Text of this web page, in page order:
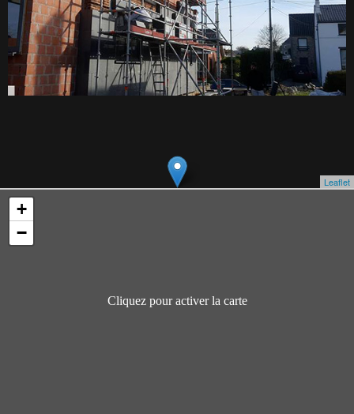
Isolation
Cliquez pour activer la carte
+
−
Leaflet